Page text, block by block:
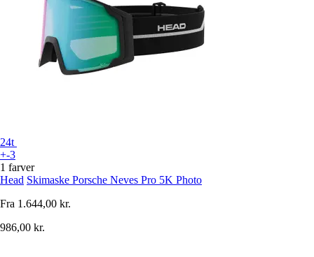
24t
+-3
1 farver
Head Skimaske Porsche Neves Pro 5K Photo
Fra 1.644,00 kr.
986,00 kr.